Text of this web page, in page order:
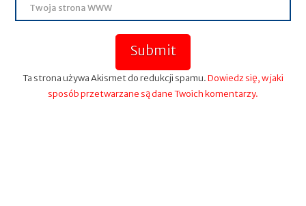
Submit
Ta strona używa Akismet do redukcji spamu.Dowiedz się, w jaki
sposób przetwarzane są dane Twoich komentarzy.